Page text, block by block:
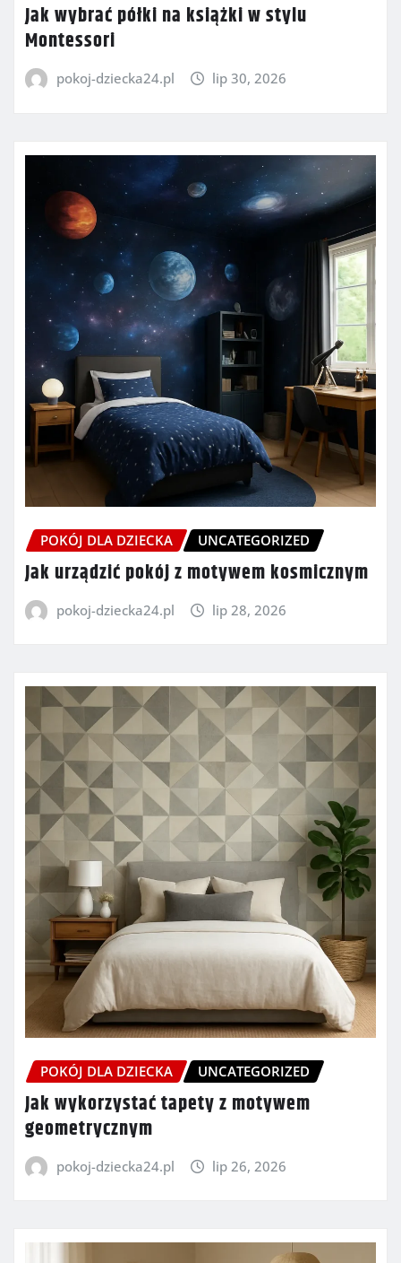
Jak wybrać półki na książki w stylu
Montessori
pokoj-dziecka24.pl lip 30, 2026
POKÓJ DLA DZIECKA UNCATEGORIZED
Jak urządzić pokój z motywem kosmicznym
pokoj-dziecka24.pl lip 28, 2026
POKÓJ DLA DZIECKA UNCATEGORIZED
Jak wykorzystać tapety z motywem
geometrycznym
pokoj-dziecka24.pl lip 26, 2026